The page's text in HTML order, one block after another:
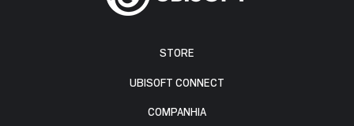
STORE
UBISOFT CONNECT
COMPANHIA